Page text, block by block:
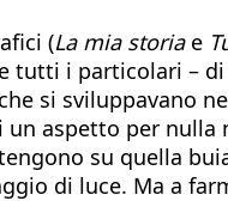
(La mia storia e
tutti i particolari –
si sviluppavano
aspetto per nulla
su quella
di luce. Ma a